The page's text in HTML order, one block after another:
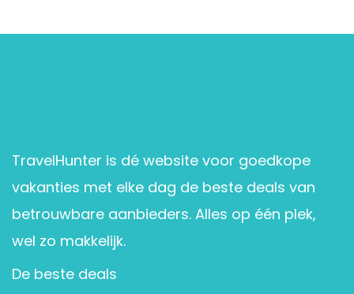
TravelHunter is dé website voor goedkope
vakanties met elke dag de beste deals van
betrouwbare aanbieders. Alles op één plek,
wel zo makkelijk.
De beste deals